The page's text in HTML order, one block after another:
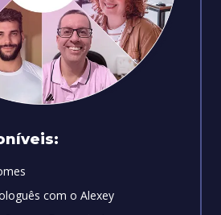
com o Alexey